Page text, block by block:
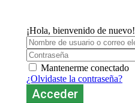
¡Hola, bienvenido de nuevo!
Mantenerme conectado
¿Olvidaste la contraseña?
Acceder